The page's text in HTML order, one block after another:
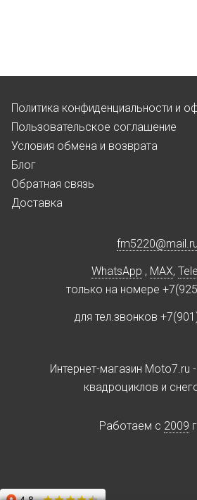
Политика конфиденциальности и
Пользовательское соглашение
Условия обмена и возврата
Блог
Обратная связь
Доставка
fm5220@mail.ru
WhatsApp , MAX,
только на номере
для тел.звонков
Интернет-магазин Moto7.ru
квадроциклов и
Работаем c 2009